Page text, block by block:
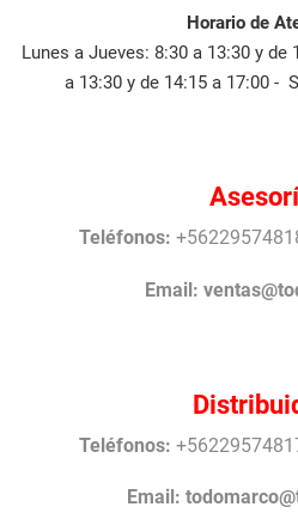
Horario de
Lunes a Jueves: 8:30 a 13:30 y de
a 13:30 y de 14:15 a 17:00 -
Teléfonos:
Email:
Teléfonos:
Email: